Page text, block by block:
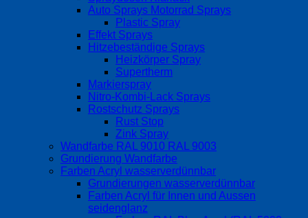
Auto Sprays Motorrad Sprays
Plastic Spray
Effekt Sprays
Hitzebeständige Sprays
Heizkörper Spray
Supertherm
Markierspray
Nitro-Kombi-Lack Sprays
Rostschutz Sprays
Rust Stop
Zink Spray
Wandfarbe RAL 9010 RAL 9003
Grundierung Wandfarbe
Farben Acryl wasserverdünnbar
Grundierungen wasserverdünnbar
Farben Acryl für Innen und Aussen
seidenglanz